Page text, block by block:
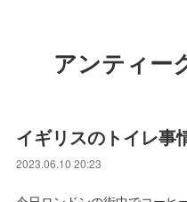
アンティー
イギリスのトイレ事
2023.06.10 20:23